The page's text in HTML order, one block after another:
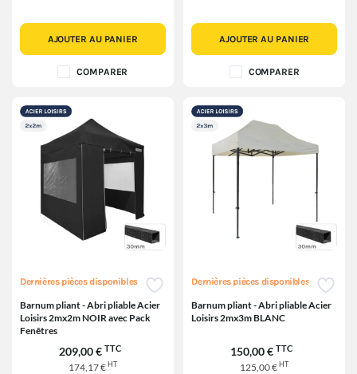
AJOUTER AU PANIER
COMPARER
AJOUTER AU PANIER
COMPARER
Dernières pièces disponibles
Barnum pliant - Abri pliable Acier
Loisirs 2mx2m NOIR avec Pack
Fenêtres
209,00 € TTC
174,17 €HT
Dernières pièces disponibles
Barnum pliant - Abri pliable Acier
Loisirs 2mx3m BLANC
150,00 € TTC
125,00 €HT